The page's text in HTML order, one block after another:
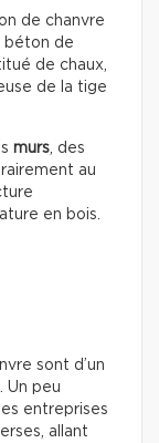
de chanvre
béton de
de chaux,
de la tige
murs , des
au
en bois.
sont d’un
Un peu
entreprises
allant